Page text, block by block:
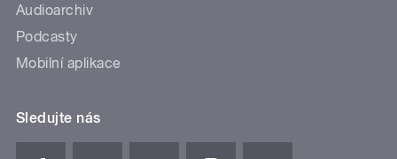
Audioarchiv
Podcasty
Mobilní aplikace
Sledujte nás